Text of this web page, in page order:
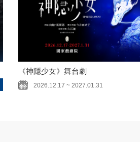
《神隱少女》舞台劇
2026.12.17 ~ 2027.01.31